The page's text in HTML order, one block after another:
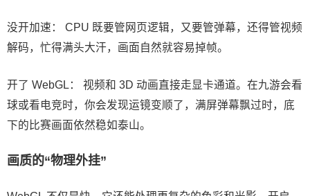
没开加速： CPU 既要管网页逻辑，又要管弹幕，还得管视频
解码，忙得满头大汗，画面自然就容易掉帧。
开了 WebGL： 视频和 3D 动画直接走显卡通道。在九游会看
球或看电竞时，你会发现运镜变顺了，满屏弹幕飘过时，底
下的比赛画面依然稳如泰山。
画质的“物理外挂”